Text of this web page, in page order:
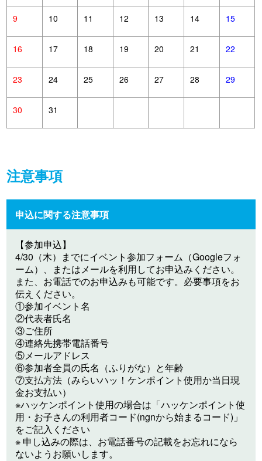
9 10 11 12 13 14 15
16 17 18 19 20 21 22
23 24 25 26 27 28 29
30 31
注意事項
申込に関する注意事項
【参加申込】
4/30（木）までにイベント参加フォーム（Googleフォ
ーム）、またはメールを利用してお申込みください。
また、お電話でのお申込みも可能です。必要事項をお
伝えください。
①参加イベント名
②代表者氏名
③ご住所
④連絡先携帯電話番号
⑤メールアドレス
⑥参加者全員の氏名（ふりがな）と年齢
⑦支払方法（みらいハッ！ケンポイント使用か当日現
金お支払い）
※ハッケンポイント使用の場合は「ハッケンポイント使
用・お子さんの利用者コード(ngnから始まるコード)」
をご記入ください
※ 申し込みの際は、お電話番号の記載をお忘れになら
ないようお願いします。